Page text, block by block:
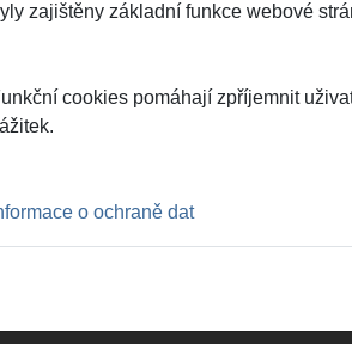
plochy stránky
– Garant kvalitních výrobků REMS.
obchodu REMS – silná
LET UDÁVÁ
NÁSTROJŮ.
zajištěny základní funkce webové
cookies pomáhají zpříjemnit
o ochraně dat